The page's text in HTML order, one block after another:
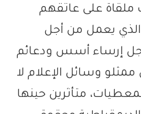
ملقاة على عاتقهم
الذي يعمل من أجل
إرساء أسس ودعائم
وسائل الإعلام لا
متأثرين حينها